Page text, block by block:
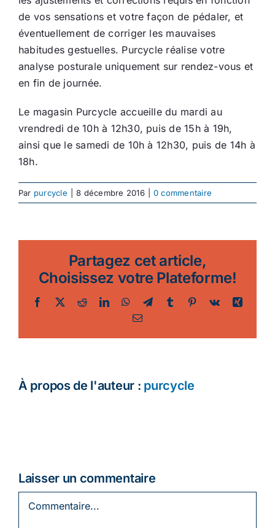
de vos sensations et votre façon de pédaler, et
éventuellement de corriger les mauvaises
habitudes gestuelles. Purcycle réalise votre
analyse posturale uniquement sur rendez-vous et
en fin de journée.
Le magasin Purcycle accueille du mardi au
vrendredi de 10h à 12h30, puis de 15h à 19h,
ainsi que le samedi de 10h à 12h30, puis de 14h à
18h.
Par purcycle 8 décembre 2016 0 commentaire
Partagez cet article,
Choisissez votre Plateforme!
Facebook
TwitterRedditLinkedInWhatsApp
TelegramTumblr Pinterest
Vk
Xing
Email
À propos de l'auteur : purcycle
Laisser un commentaire